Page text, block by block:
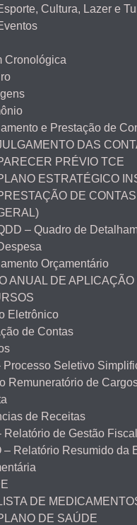
Cultura, Lazer e
Cronológica
e Prestação de
DAS
PRÉVIO TCE
ESTRATÉGICO
DE
– Quadro de
Orçamentário
ANUAL DE APLICAÇÃO
Eletrônico
de Contas
Processo Seletivo
Remuneratório de
de Receitas
Relatório de Gestão Fiscal
– Relatório Resumido da
DE
DE SAÚDE